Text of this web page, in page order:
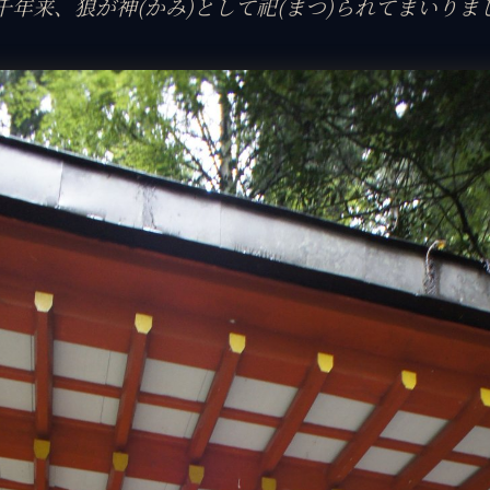
年来、狼が神(かみ)として祀(まつ)られてまいりま